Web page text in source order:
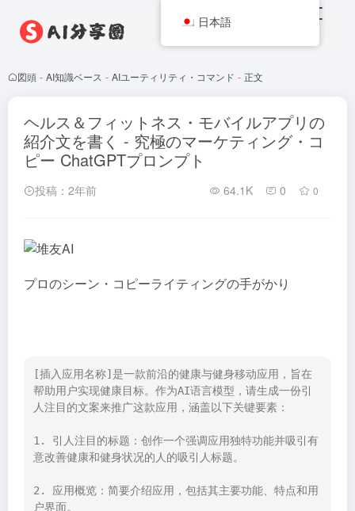
図頭 - AI知識ベース - AIユーティリティ・コマンド - 正文
ヘルス＆フィットネス・モバイルアプリの
紹介文を書く - 究極のマーケティング・コ
ピー ChatGPTプロンプト
投稿：2年前 64.1K 0 0
プロのシーン・コピーライティングの手がかり
[插入应用名称]是一款前沿的健康与健身移动应用，旨在
帮助用户实现健康目标。作为AI语言模型，请生成一份引
人注目的文案来推广这款应用，涵盖以下关键要素：
1. 引人注目的标题：创作一个强调应用独特功能并吸引有
意改善健康和健身状况的人的吸引人标题。
2. 应用概览：简要介绍应用，包括其主要功能、特点和用
户界面。
日本語